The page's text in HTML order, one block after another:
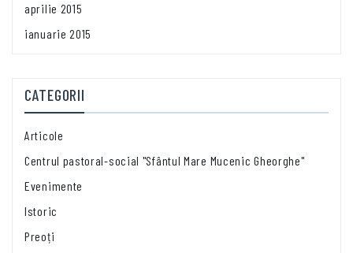
aprilie 2015
ianuarie 2015
CATEGORII
Articole
Centrul pastoral-social "Sfântul Mare Mucenic Gheorghe"
Evenimente
Istoric
Preoți